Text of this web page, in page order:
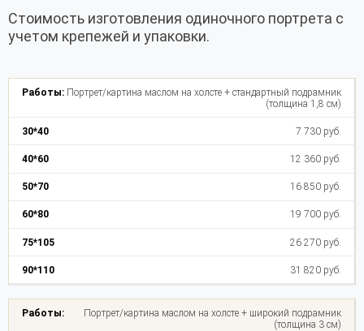
Стоимость изготовления одиночного портрета с
учетом крепежей и упаковки.
Портрет/картина маслом на холсте + стандартный подрамник
(толщина 1,8 см)
7 730 руб.
12 360 руб.
16 850 руб.
19 700 руб.
26 270 руб.
31 820 руб.
Портрет/картина маслом на холсте + широкий подрамник
(толщина 3 см)